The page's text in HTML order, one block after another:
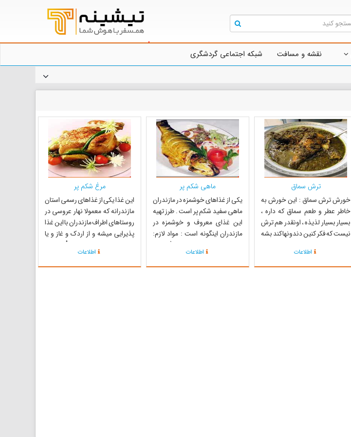
نقشه و مسافت شبکه اجتماعی گردشگری
ترش سماق
خورش ترش سماق : این خورش به
خاطر عطر و طعم سماق که داره ،
بسیار بسیار لذیذه ، اونقدر هم ترش
نیست که فکر کنین دندونها کند بشه
درمانی دارد و برای سلامت اندام‌ها
مفید است اما همانند زعفران مصرف
اطلاعات
ماهی شکم پر
یکی از غذاهای خوشمزه در مازندران
ماهی سفید شکم پر است . طرز تهیه
این غذای معروف و خوشمزه در
مازندران اینگونه است : مواد لازم:
ماهی سفید یک عدد درشت(حداقل
یک و نیم کیلو گرم) سبزی‌های معطر
300 گرم رب انار 2 قاشق سرپر رب
اطلاعات
مرغ شکم پر
این غذا یکی از غذاهای رسمی استان
مازندرانه که معمولا نهار عروسی در
روستا‌های اطراف مازندران با این غذا
پذیرایی میشه و از اردک و غاز و یا
پرنده‌های وحشی نظیر خوتْکا ، پِرِلا و
... ) استفاده میشه. غیر از مراسم
عروسی در مهمانی‌ها ی عید ، پاگشا و
اطلاعات